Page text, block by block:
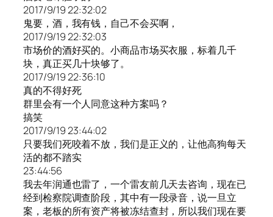
2017/9/19 22:32:02
鬼要，酒，我有钱，自己不会买啊，
2017/9/19 22:32:03
市场价的酒好买的。小商品市场买衣服，标着几千
块，真正买几十块够了。
2017/9/19 22:36:10
真的不得好死
群里会有一个人同意这种方案吗？
搞笑
2017/9/19 23:44:02
只要我们死咬着不放，我们是正义的，让他高狗每天
活的都不踏实
23:44:56
我去年润通也雷了，一个雷友前几天去咨询，现在已
经到检察院调查阶段，其中有一段录音，说一旦立
案，老板的所有资产将被冻结查封，所以我们现在要